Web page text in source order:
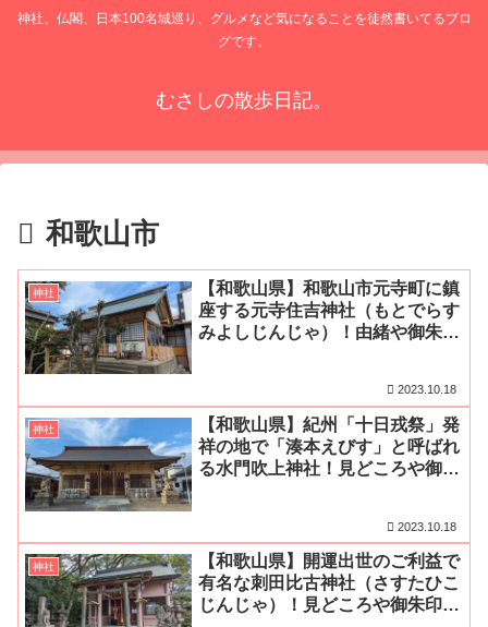
神社、仏閣、日本100名城巡り、グルメなど気になることを徒然書いてるブロ
グです。
むさしの散歩日記。
和歌山市
神社
【和歌山県】和歌山市元寺町に鎮
座する元寺住吉神社（もとでらす
みよしじんじゃ）！由緒や御朱
2023.10.18
神社
【和歌山県】紀州「十日戎祭」発
祥の地で「湊本えびす」と呼ばれ
る水門吹上神社！見どころや御朱
2023.10.18
神社
【和歌山県】開運出世のご利益で
有名な刺田比古神社（さすたひこ
じんじゃ）！見どころや御朱印、